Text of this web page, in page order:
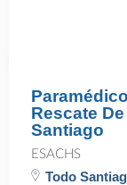
Rescate
Santiago
ESACHS
Todo